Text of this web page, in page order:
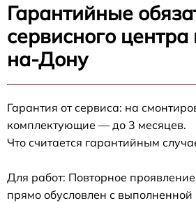
Гарантийные
сервисного центра
на-Дону
Гарантия от сервиса: на
комплектующие — до 3 месяцев.
Что считается гарантийным
Для работ: Повторное
прямо обусловлен с